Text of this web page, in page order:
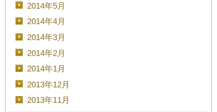
2014年5月
2014年4月
2014年3月
2014年2月
2014年1月
2013年12月
2013年11月